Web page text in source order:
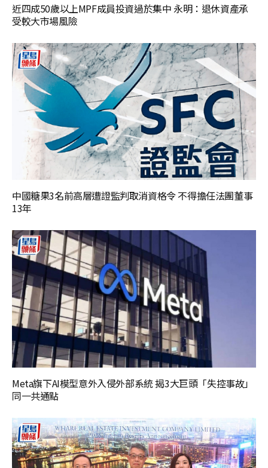
近四成50歲以上MPF成員投資過於集中 永明：退休資產承
受較大市場風險
中國糖果3名前高層遭證監判取消資格令 不得擔任法團董事
13年
Meta旗下AI模型意外入侵外部系統 揭3大巨頭「失控事故」
同一共通點